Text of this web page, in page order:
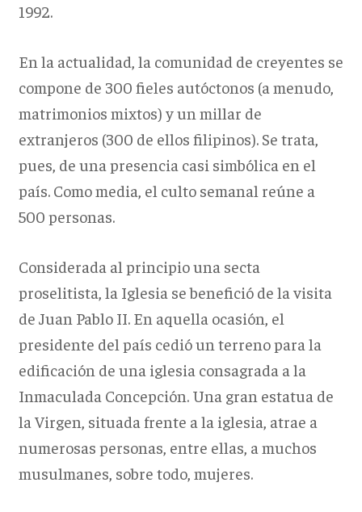
1992.
En la actualidad, la comunidad de creyentes se
compone de 300 fieles autóctonos (a menudo,
matrimonios mixtos) y un millar de
extranjeros (300 de ellos filipinos). Se trata,
pues, de una presencia casi simbólica en el
país. Como media, el culto semanal reúne a
500 personas.
Considerada al principio una secta
proselitista, la Iglesia se benefició de la visita
de Juan Pablo II. En aquella ocasión, el
presidente del país cedió un terreno para la
edificación de una iglesia consagrada a la
Inmaculada Concepción. Una gran estatua de
la Virgen, situada frente a la iglesia, atrae a
numerosas personas, entre ellas, a muchos
musulmanes, sobre todo, mujeres.